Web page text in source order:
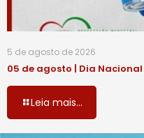
5 de agosto de 2026
05 de agosto | Dia
Leia mais...